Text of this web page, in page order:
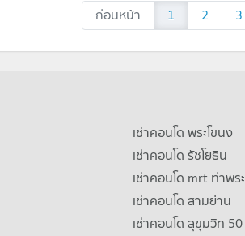
ก่อนหน้า 1 2 3
เช่าคอนโด พระโขนง
เช่าคอนโด รัชโยธิน
เช่าคอนโด mrt ท่าพระ
เช่าคอนโด สามย่าน
เช่าคอนโด สุขุมวิท 50